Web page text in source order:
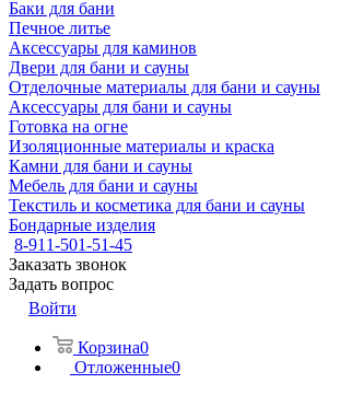
Баки для бани
Печное литье
Аксессуары для каминов
Двери для бани и сауны
Отделочные материалы для бани и сауны
Аксессуары для бани и сауны
Готовка на огне
Изоляционные материалы и краска
Камни для бани и сауны
Мебель для бани и сауны
Текстиль и косметика для бани и сауны
Бондарные изделия
8-911-501-51-45
Заказать звонок
Задать вопрос
Войти
Корзина0
Отложенные0